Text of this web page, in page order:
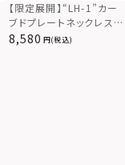
【限定展開】“LH-1”カー
ブドプレートネックレス/
サージカルステンレス（金
8,580 (税込)